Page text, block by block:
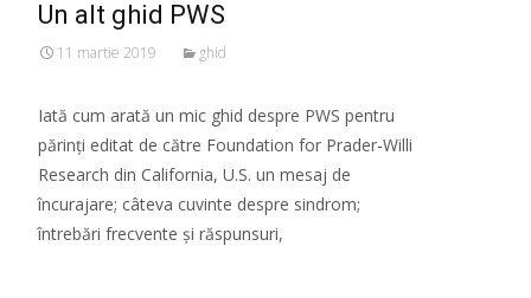
Un alt ghid PWS
11 martie 2019 ghid
Iată cum arată un mic ghid despre PWS pentru
părinți editat de către Foundation for Prader-Willi
Research din California, U.S. un mesaj de
încurajare; câteva cuvinte despre sindrom;
întrebări frecvente și răspunsuri,